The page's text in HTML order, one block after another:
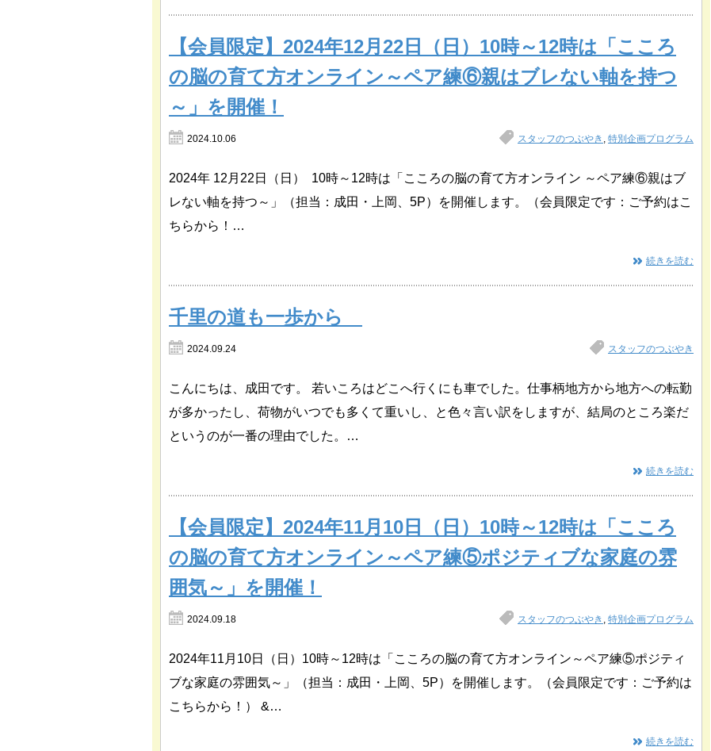
【会員限定】2024年12月22日（日）10時～12時は「こころ
の脳の育て方オンライン～ペア練⑥親はブレない軸を持つ
～」を開催！
2024.10.06 スタッフのつぶやき , 特別企画プログラム
2024年 12月22日（日） 10時～12時は「こころの脳の育て方オンライン ～ペア練⑥親はブ
レない軸を持つ～」（担当：成田・上岡、5P）を開催します。（会員限定です：ご予約はこ
ちらから！…
続きを読む
千里の道も一歩から
2024.09.24 スタッフのつぶやき
こんにちは、成田です。 若いころはどこへ行くにも車でした。仕事柄地方から地方への転勤
が多かったし、荷物がいつでも多くて重いし、と色々言い訳をしますが、結局のところ楽だ
というのが一番の理由でした。…
続きを読む
【会員限定】2024年11月10日（日）10時～12時は「こころ
の脳の育て方オンライン～ペア練⑤ポジティブな家庭の雰
囲気～」を開催！
2024.09.18 スタッフのつぶやき , 特別企画プログラム
2024年11月10日（日）10時～12時は「こころの脳の育て方オンライン～ペア練⑤ポジティ
ブな家庭の雰囲気～」（担当：成田・上岡、5P）を開催します。（会員限定です：ご予約は
こちらから！） &…
続きを読む